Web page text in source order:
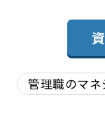
管理職のマ